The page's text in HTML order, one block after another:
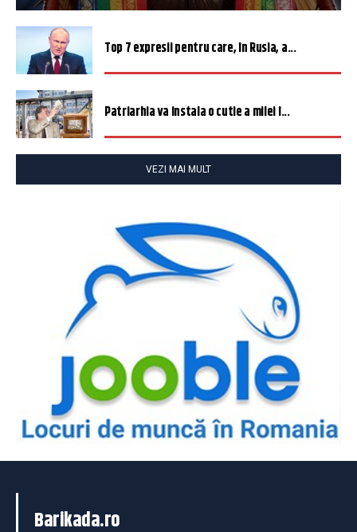
Top 7 expresii pentru care, în Rusia, a...
Patriarhia va instala o cutie a milei î...
VEZI MAI MULT
Barikada.ro